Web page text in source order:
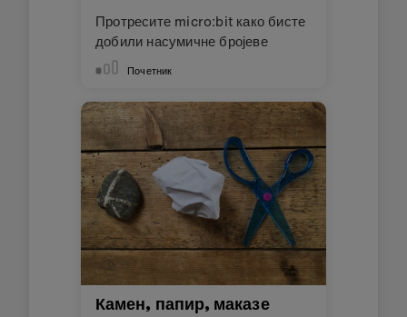
Протресите micro:bit како бисте
добили насумичне бројеве
Почетник
Камен, папир, маказе